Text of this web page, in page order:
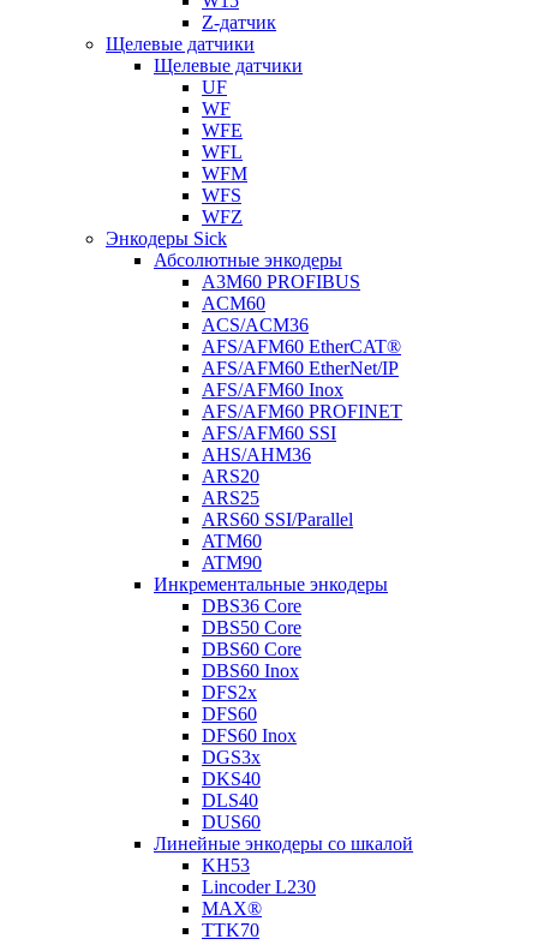
Z-датчик
Щелевые датчики
Щелевые датчики
UF
WF
WFE
WFL
WFM
WFS
WFZ
Энкодеры Sick
Абсолютные энкодеры
A3M60 PROFIBUS
ACM60
ACS/ACM36
AFS/AFM60 EtherCAT®
AFS/AFM60 EtherNet/IP
AFS/AFM60 Inox
AFS/AFM60 PROFINET
AFS/AFM60 SSI
AHS/AHM36
ARS20
ARS25
ARS60 SSI/Parallel
ATM60
ATM90
Инкрементальные энкодеры
DBS36 Core
DBS50 Core
DBS60 Core
DBS60 Inox
DFS2x
DFS60
DFS60 Inox
DGS3x
DKS40
DLS40
DUS60
Линейные энкодеры со шкалой
KH53
Lincoder L230
MAX®
TTK70